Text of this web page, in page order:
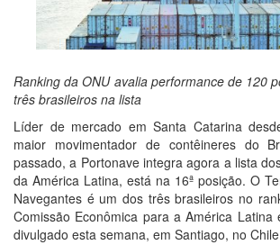
Ranking da ONU avalia performance de 120
três brasileiros na lista
Líder de mercado em Santa Catarina
maior movimentador de contêineres do
passado, a Portonave integra agora a lista
da América Latina, está na 16ª posição. O
Navegantes é um dos três brasileiros no
Comissão Econômica para a América Latina
divulgado esta semana, em Santiago, no